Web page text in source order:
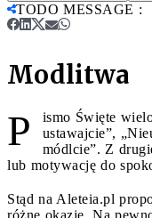
TODO MESSAGE :
Modlitwa
P
ismo Święte
ustawajcie”,
módlcie”. Z
lub motywację do
Stąd na Aleteia.pl
różne okazje. Na